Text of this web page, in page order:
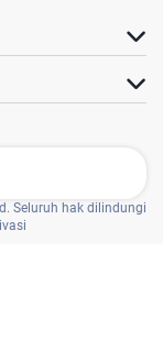
Seluruh hak dilindungi